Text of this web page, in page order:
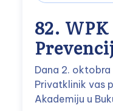
82.
Dana 2.
Privatklinik vas
Akademiju u